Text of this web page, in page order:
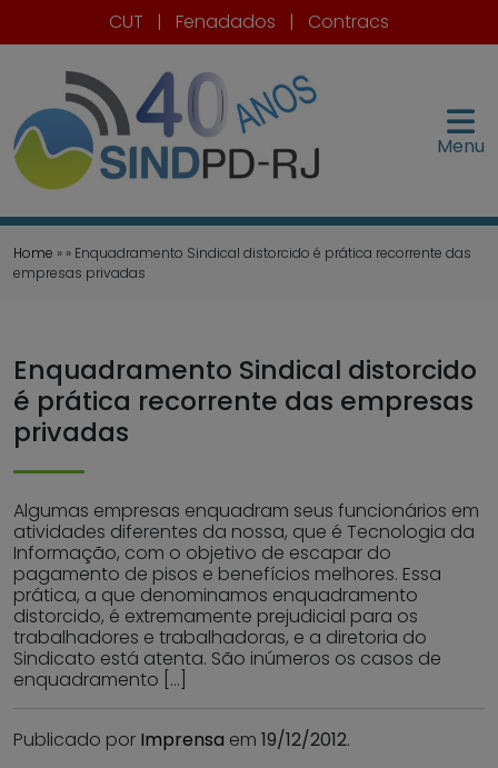
CUT | Fenadados | Contracs
Menu
Home » » Enquadramento Sindical distorcido é prática recorrente das
empresas privadas
Enquadramento Sindical distorcido
é prática recorrente das empresas
privadas
Algumas empresas enquadram seus funcionários em
atividades diferentes da nossa, que é Tecnologia da
Informação, com o objetivo de escapar do
pagamento de pisos e benefícios melhores. Essa
prática, a que denominamos enquadramento
distorcido, é extremamente prejudicial para os
trabalhadores e trabalhadoras, e a diretoria do
Sindicato está atenta. São inúmeros os casos de
enquadramento […]
Publicado por Imprensa em 19/12/2012.